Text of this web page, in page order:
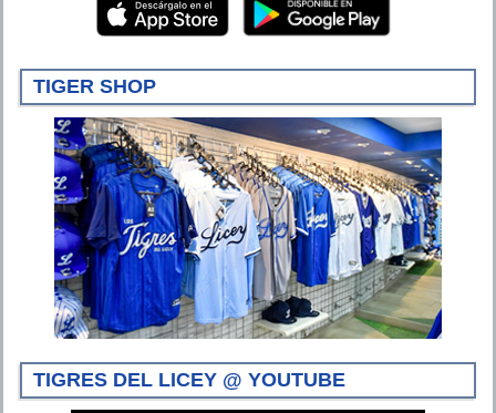
TIGER SHOP
TIGRES DEL LICEY @ YOUTUBE